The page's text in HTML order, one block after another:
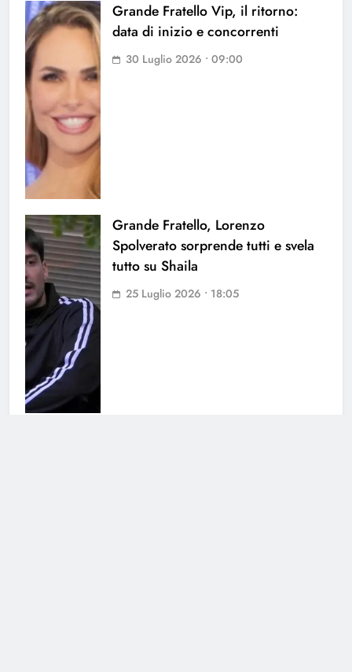
Grande Fratello Vip, il ritorno:
data di inizio e concorrenti
30 Luglio 2026 • 09:00
Grande Fratello, Lorenzo
Spolverato sorprende tutti e svela
tutto su Shaila
25 Luglio 2026 • 18:05